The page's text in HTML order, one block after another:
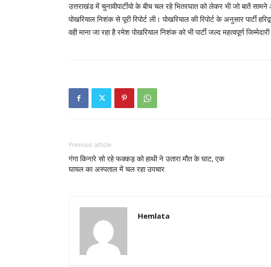
उत्तराखंड में चुनावीपार्टीयो के बीच चल रहे भितरघात को लेकर भी जो बातें
पोखरियाल निशंक से पूरी रिपोर्ट ली। पोखरियाल की रिपोर्ट के अनुसार पार्टी
वही माना जा रहा है रमेश पोखरियाल निशंक को भी पार्टी जल्द महत्वपूर्ण
Previous article
गंगा किनारे सो रहे फक्कड़ को हाथी ने उतारा मौत के घाट, एक
घायल का अस्पताल में चल रहा उपचार
Hemlata